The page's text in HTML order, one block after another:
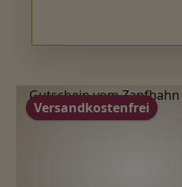
Produktgalerie überspringen
Versandkostenfrei